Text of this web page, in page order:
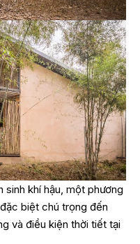
khí hậu, một phương
biệt chú trọng đến
và điều kiện thời tiết tại